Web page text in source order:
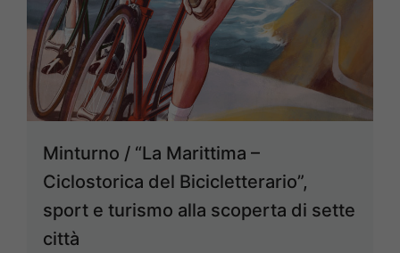
Minturno / “La Marittima –
Ciclostorica del Bicicletterario”,
sport e turismo alla scoperta di sette
città